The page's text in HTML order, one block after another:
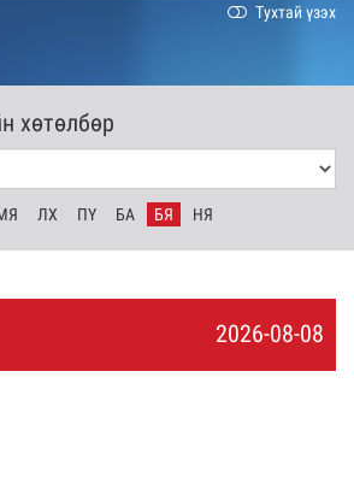
Тухтай үзэх
хөтөлбөр
ЛХ ПҮ БА БЯ НЯ
2026-08-08